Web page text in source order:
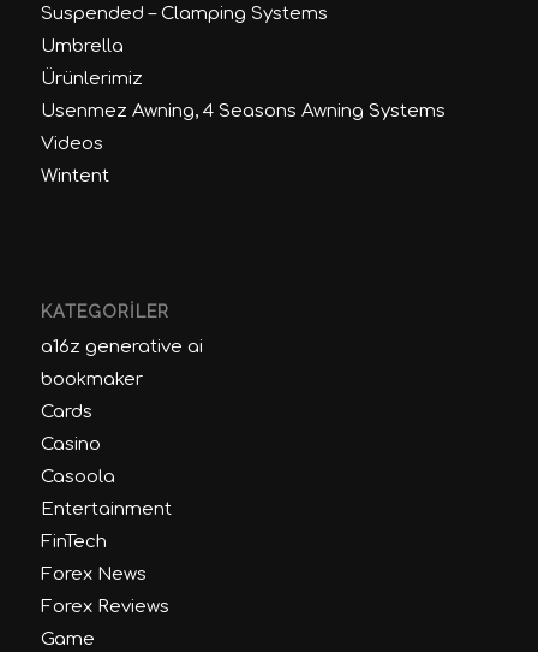
Suspended – Clamping Systems
Umbrella
Ürünlerimiz
Usenmez Awning, 4 Seasons Awning Systems
Videos
Wintent
KATEGORILER
a16z generative ai
bookmaker
Cards
Casino
Casoola
Entertainment
FinTech
Forex News
Forex Reviews
Game